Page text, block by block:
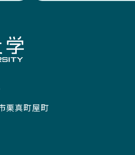
栗真町屋町